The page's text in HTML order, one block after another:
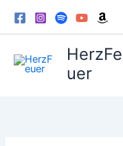
Inhalt
HerzFe
uer